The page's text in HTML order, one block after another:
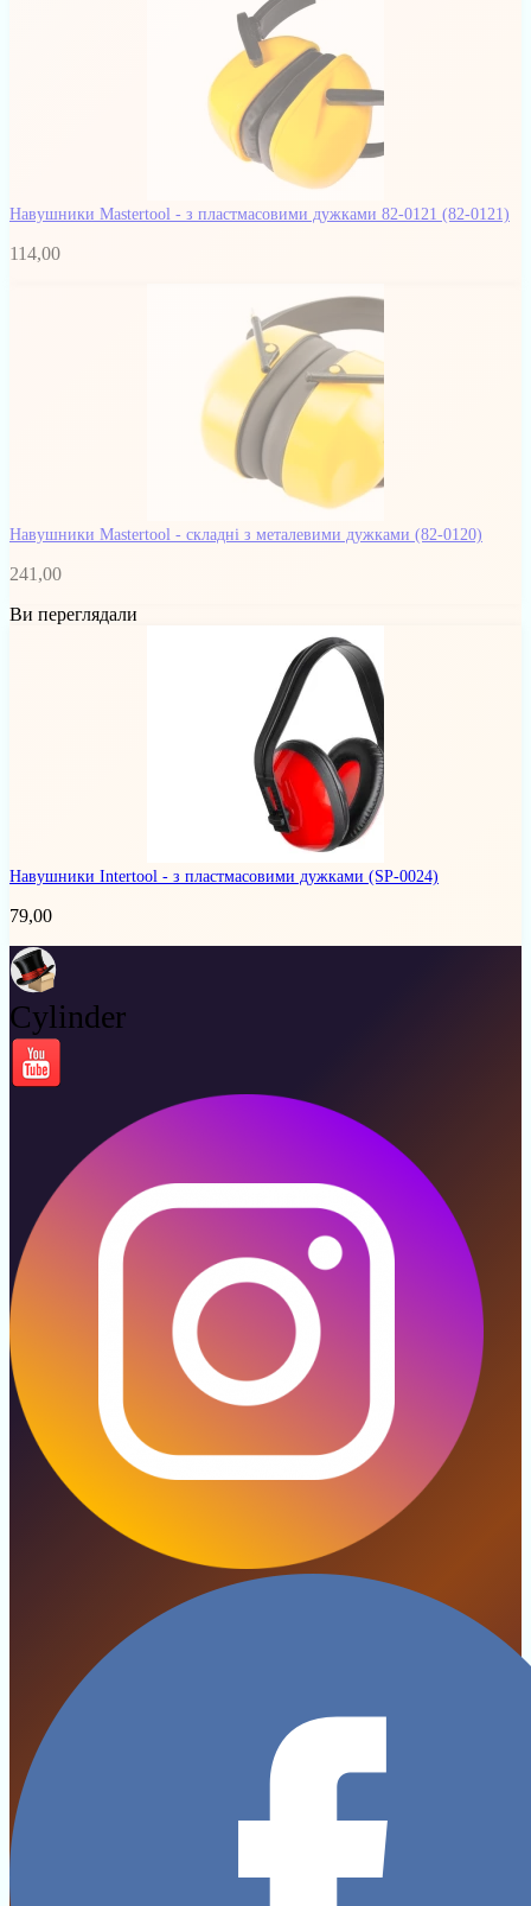
Навушники Mastertool - з пластмасовими дужками 82-0121 (82-0121)
114,00
Навушники Mastertool - складні з металевими дужками (82-0120)
241,00
Ви переглядали
Навушники Intertool - з пластмасовими дужками (SP-0024)
79,00
Cylinder